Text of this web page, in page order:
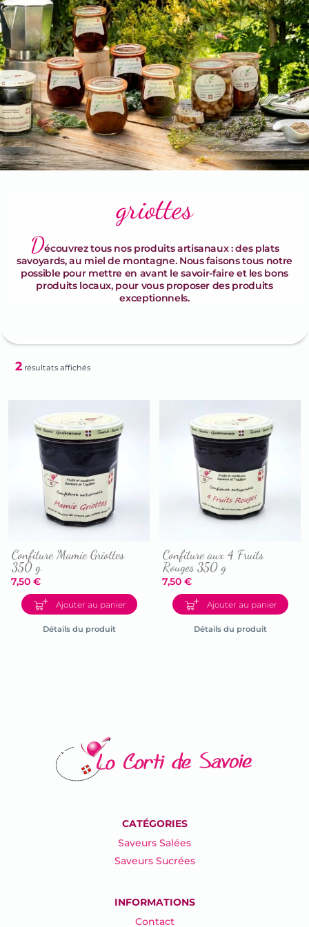
griottes
Découvrez tous nos produits artisanaux : des plats
savoyards, au miel de montagne. Nous faisons tous notre
possible pour mettre en avant le savoir-faire et les bons
produits locaux, pour vous proposer des produits
exceptionnels.
2 résultats affichés
Confiture Mamie Griottes
350 g
7,50 €
Accéder
Ajouter au panier
Détails du produit
Confiture aux 4 Fruits
Rouges 350 g
7,50 €
Accéder
Ajouter au panier
Détails du produit
CATÉGORIES
Saveurs Salées
Saveurs Sucrées
INFORMATIONS
Contact